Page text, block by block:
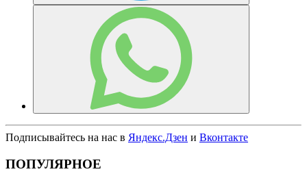
Подписывайтесь на нас в Яндекс.Дзен и Вконтакте
ПОПУЛЯРНОЕ